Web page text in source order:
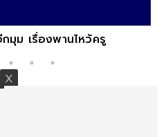
มุม เรื่องพานไหว้ครู